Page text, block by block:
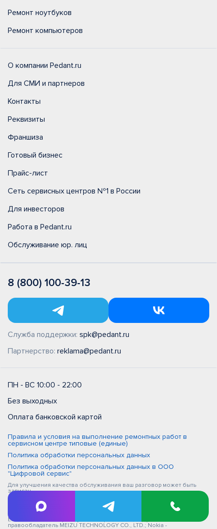
Ремонт ноутбуков
Ремонт компьютеров
О компании Pedant.ru
Для СМИ и партнеров
Контакты
Реквизиты
Франшиза
Готовый бизнес
Прайс-лист
Сеть сервисных центров №1 в России
Для инвесторов
Работа в Pedant.ru
Обслуживание юр. лиц
8 (800) 100-39-13
Служба поддержки: spk@pedant.ru
Партнерство: reklama@pedant.ru
ПН - ВС 10:00 - 22:00
Без выходных
Оплата банковской картой
Правила и условия на выполнение ремонтных работ в
сервисном центре типовые (единые)
Политика обработки персональных данных
Политика обработки персональных данных в ООО
"Цифровой сервис"
Для улучшения качества обслуживания ваш разговор может быть
записан
iPhone, Macbook, iPad - правообладатель Apple Inc. (Эпл Инк.); Huawei и
Honor - правообладатель HUAWEI TECHNOLOGIES CO., LTD. (ХУАВЕЙ
ТЕКНОЛОДЖИС КО., ЛТД.); Samsung – правообладатель Samsung
Electronics Co. Ltd. (Самсунг Электроникс Ко., Лтд.); MEIZU -
правообладатель MEIZU TECHNOLOGY CO., LTD.; Nokia -